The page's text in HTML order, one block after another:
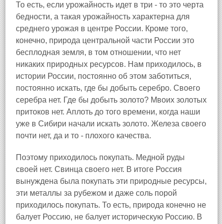
То есть, если урожайность идет в три - то это черта
бедности, а такая урожайность характерна для
среднего урожая в центре России. Кроме того,
конечно, природа центральной части России это
бесплодная земля, в том отношении, что нет
никаких природных ресурсов. Нам приходилось, в
истории России, постоянно об этом заботиться,
постоянно искать, где бы добыть серебро. Своего
серебра нет. Где бы добыть золото? Мвоих золотых
притоков нет. Аплоть до того времени, когда наши
уже в Сибири начали искать золото. Железа своего
почти нет, да и то - плохого качества.
Поэтому приходилось покупать. Медной руды
своей нет. Свинца своего нет. В итоге Россия
вынуждена была покупать эти природные ресурсы,
эти металлы за рубежом и даже соль порой
приходилось покупать. То есть, природа конечно не
балует Россию, не балует историческую Россию. В